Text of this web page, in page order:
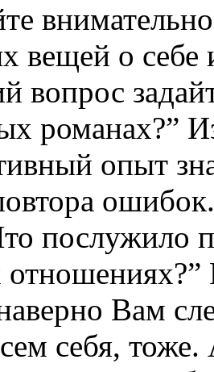
вещей о себе
вопрос
романах?”
опыт
послужило
Вам
себя,